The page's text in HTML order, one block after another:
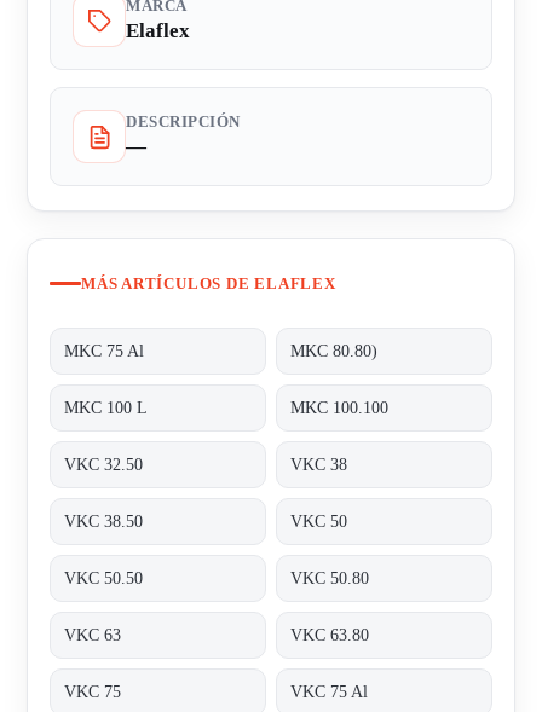
MARCA
Elaflex
DESCRIPCIÓN
—
MÁS ARTÍCULOS DE ELAFLEX
MKC 75 Al MKC 80.80)
MKC 100 L MKC 100.100
VKC 32.50 VKC 38
VKC 38.50 VKC 50
VKC 50.50 VKC 50.80
VKC 63 VKC 63.80
VKC 75 VKC 75 Al